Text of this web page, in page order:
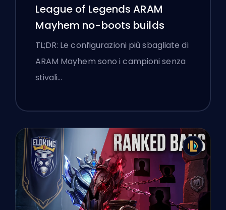
League of Legends ARAM
Mayhem no-boots builds
TL;DR: Le configurazioni più sbagliate di
ARAM Mayhem sono i campioni senza
stivali…